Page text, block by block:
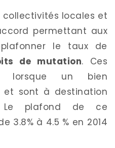
collectivités locales et
permettant aux
le taux de
de mutation. Ces
lorsque un bien
et sont à destination
Le plafond de ce
3.8% à 4.5 % en 2014